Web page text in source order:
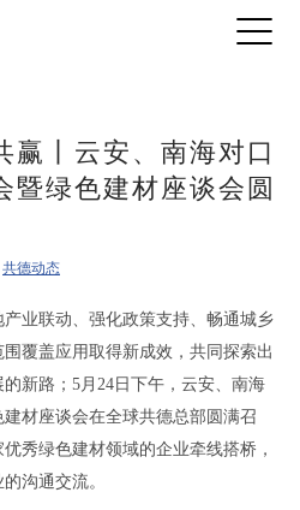
赢丨云安、南海对口
暨绿色建材座谈会圆
共德动态
产业联动、 强化政策支持、 畅通城乡
覆盖应用取得新成效 ， 共同探索出
的新路 ；5月 24 日下午 ， 云安、南海
材座谈会在全球共德总部圆满召
秀绿色建材领域的企业牵线搭桥 ，
的沟通交流。